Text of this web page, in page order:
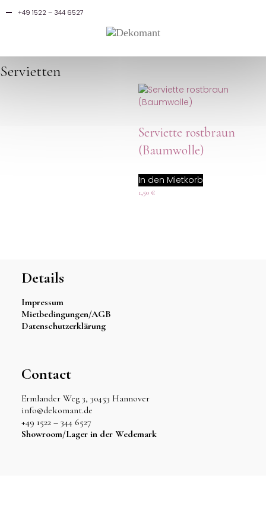
+49 1522 – 344 6527
ORDER LIST
Servietten
Serviette rostbraun
(Baumwolle)
In den Mietkorb
1,50 €
Details
Impressum
Mietbedingungen/AGB
Datenschutzerklärung
Contact
Ermlander Weg 3, 30453 Hannover
info@dekomant.de
+49 1522 – 344 6527
Showroom/Lager in der Wedemark